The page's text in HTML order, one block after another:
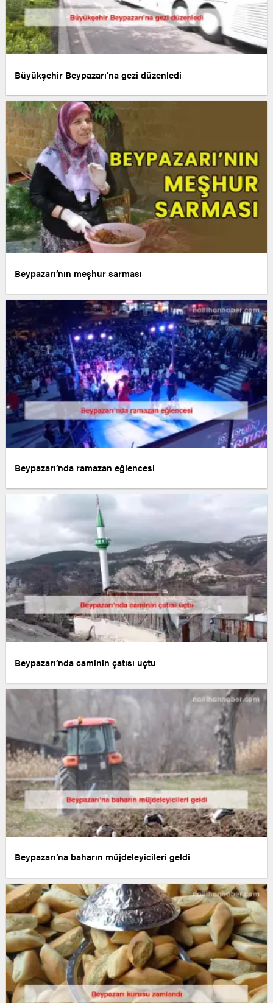
Büyükşehir Beypazarı’na gezi düzenledi
Beypazarı’nın meşhur sarması
Beypazarı’nda ramazan eğlencesi
Beypazarı’nda caminin çatısı uçtu
Beypazarı’na baharın müjdeleyicileri geldi